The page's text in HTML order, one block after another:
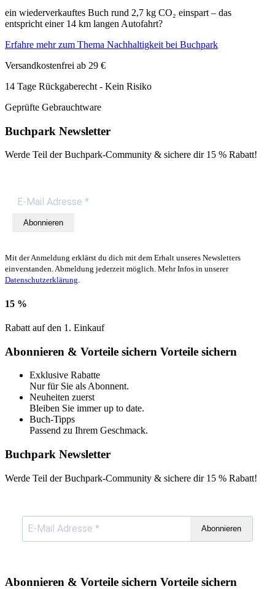
ein wiederverkauftes Buch rund 2,7 kg CO₂ einspart – das
entspricht einer 14 km langen Autofahrt?
Erfahre mehr zum Thema Nachhaltigkeit bei Buchpark
Versandkostenfrei ab 29 €
14 Tage Rückgaberecht - Kein Risiko
Geprüfte Gebrauchtware
Buchpark Newsletter
Werde Teil der Buchpark-Community & sichere dir 15 % Rabatt!
Abonnieren
Mit der Anmeldung erklärst du dich mit dem Erhalt unseres Newsletters
einverstanden. Abmeldung jederzeit möglich. Mehr Infos in unserer
Datenschutzerklärung.
15 %
Rabatt auf den 1. Einkauf
Abonnieren & Vorteile sichern Vorteile sichern
Exklusive Rabatte
Nur für Sie als Abonnent.
Neuheiten zuerst
Bleiben Sie immer up to date.
Buch-Tipps
Passend zu Ihrem Geschmack.
Buchpark Newsletter
Werde Teil der Buchpark-Community & sichere dir 15 % Rabatt!
Abonnieren
Abonnieren & Vorteile sichern Vorteile sichern